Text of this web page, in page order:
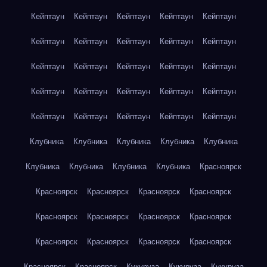
Кейптаун Кейптаун Кейптаун Кейптаун Кейптаун
Кейптаун Кейптаун Кейптаун Кейптаун Кейптаун
Кейптаун Кейптаун Кейптаун Кейптаун Кейптаун
Кейптаун Кейптаун Кейптаун Кейптаун Кейптаун
Кейптаун Кейптаун Кейптаун Кейптаун Кейптаун
Клубника Клубника Клубника Клубника Клубника
Клубника Клубника Клубника Клубника Красноярск
Красноярск Красноярск Красноярск Красноярск
Красноярск Красноярск Красноярск Красноярск
Красноярск Красноярск Красноярск Красноярск